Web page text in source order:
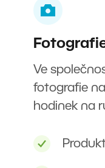
Ve
fotografie
hodinek na